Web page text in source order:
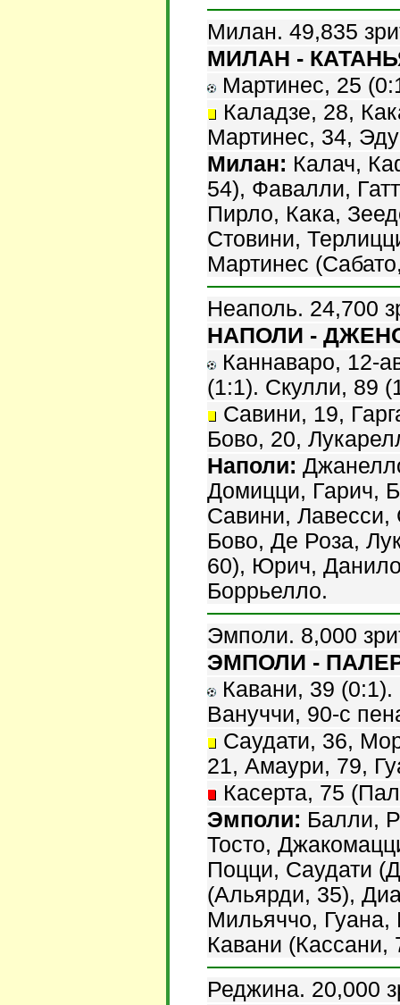
Милан. 49,835
МИЛАН -
Мартинес, 25
Каладзе, 28,
Мартинес, 34,
Милан: Калач,
54), Фавалли,
Пирло, Кака,
Стовини,
Мартинес
Неаполь. 24,700
НАПОЛИ -
Каннаваро, 12-
(1:1). Скулли, 89
Савини, 19,
Бово, 20,
Наполи:
Домицци, Гарич,
Савини,
Бово, Де Роза,
60), Юрич,
Боррьелло.
Эмполи. 8,000
ЭМПОЛИ -
Кавани, 39
Вануччи, 90-с
Саудати, 36,
21, Амаури, 79,
Касерта, 75
Эмполи: Балли,
Тосто,
Поцци, Саудати
(Альярди, 35),
Мильяччо, Гуана,
Кавани (Кассани,
Реджина. 20,000